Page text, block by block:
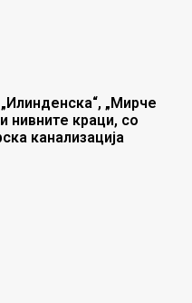
„Мирче
нивните краци, со
канализација